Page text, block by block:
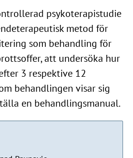
psykoterapistudie
metod för
som behandling för
att undersöka hur
3 respektive 12
behandlingen visar sig
en behandlingsmanual.